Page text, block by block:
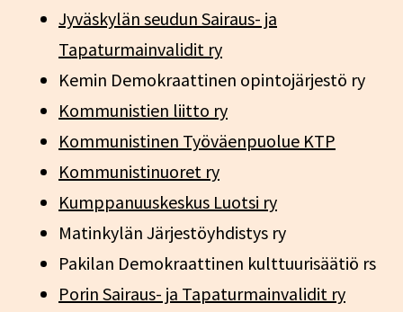
Jyväskylän seudun Sairaus- ja
Tapaturmainvalidit ry
Kemin Demokraattinen opintojärjestö ry
Kommunistien liitto ry
Kommunistinen Työväenpuolue KTP
Kommunistinuoret ry
Kumppanuuskeskus Luotsi ry
Matinkylän Järjestöyhdistys ry
Pakilan Demokraattinen kulttuurisäätiö rs
Porin Sairaus- ja Tapaturmainvalidit ry